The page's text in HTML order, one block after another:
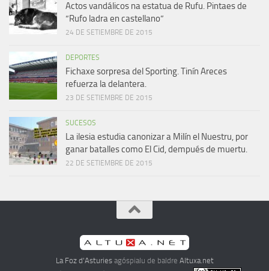
Actos vandálicos na estatua de Rufu. Pintaes de
“Rufo ladra en castellano”
24 DE SETIEMBRE DE 2015
DEPORTES
Fichaxe sorpresa del Sporting. Tinín Areces
refuerza la delantera.
23 DE SETIEMBRE DE 2015
SUCESOS
La ilesia estudia canonizar a Milín el Nuestru, por
ganar batalles como El Cid, dempués de muertu.
22 DE SETIEMBRE DE 2015
La Foz d'Asturiesagóspialu de baldre Altuxa.net